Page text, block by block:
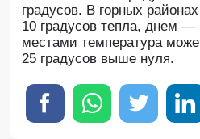
градусов. В горных
10 градусов тепла, днем —
местами температура
25 градусов выше нуля.